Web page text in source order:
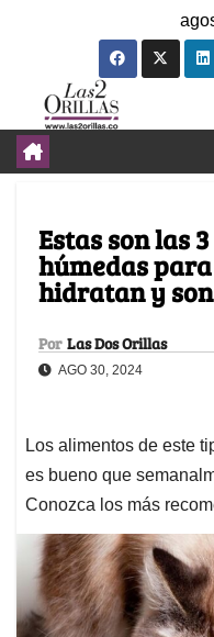
Estas son las
húmedas
hidratan y
Por Las Dos Orillas
AGO 30, 2024
Los alimentos de este
es bueno que
Conozca los más